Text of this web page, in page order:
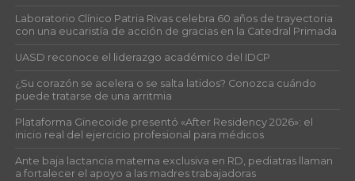
Laboratorio Clínico Patria Rivas celebra 60 años de trayectoria
con una eucaristía de acción de gracias en la Catedral Primada
UASD reconoce el liderazgo académico del IDCP
¿Su corazón se acelera o se salta latidos? Conozca cuándo
puede tratarse de una arritmia
Plataforma Ginecoide presentó «After Residency 2026»: el
inicio real del ejercicio profesional para médicos
Ante baja lactancia materna exclusiva en RD, pediatras llaman
a fortalecer el apoyo a las madres trabajadoras